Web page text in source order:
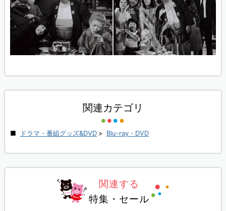
関連カテゴリ
ドラマ・番組グッズ&DVD > Blu-ray・DVD
関連する
特集・セール